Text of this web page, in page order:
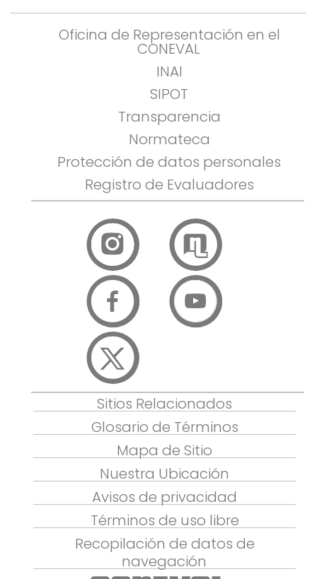
Oficina de Representación en el
CONEVAL
INAI
SIPOT
Transparencia
Normateca
Protección de datos personales
Registro de Evaluadores
Sitios Relacionados
Glosario de Términos
Mapa de Sitio
Nuestra Ubicación
Avisos de privacidad
Términos de uso libre
Recopilación de datos de
navegación